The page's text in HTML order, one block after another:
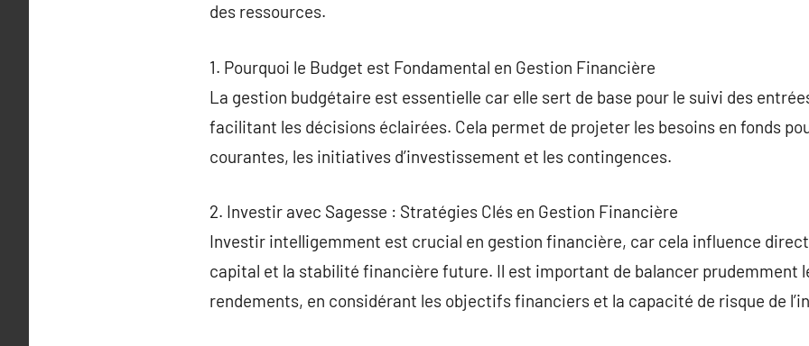
des ressources.
1. Pourquoi le Budget est Fondamental en Gestion Financière
La gestion budgétaire est essentielle car elle sert de base pour le suivi des
facilitant les décisions éclairées. Cela permet de projeter les besoins en fonds
courantes, les initiatives d’investissement et les contingences.
2. Investir avec Sagesse : Stratégies Clés en Gestion Financière
Investir intelligemment est crucial en gestion financière, car cela influence
capital et la stabilité financière future. Il est important de balancer prudemment
rendements, en considérant les objectifs financiers et la capacité de risque de